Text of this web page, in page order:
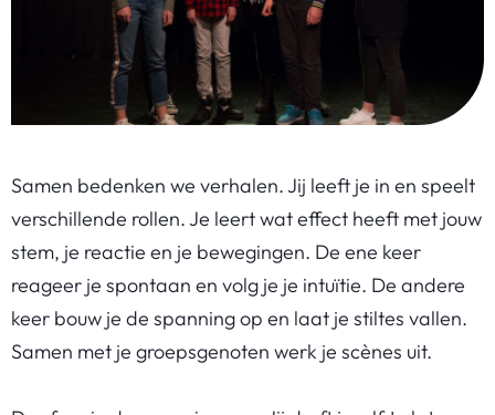
Samen bedenken we verhalen. Jij leeft je in en speelt
verschillende rollen. Je leert wat effect heeft met jouw
stem, je reactie en je bewegingen. De ene keer
reageer je spontaan en volg je je intuïtie. De andere
keer bouw je de spanning op en laat je stiltes vallen.
Samen met je groepsgenoten werk je scènes uit.